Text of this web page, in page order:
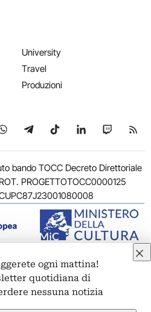
University
Travel
Produzioni
su YouTubesu WhatsApp
Seguici su Telegram
Seguici su TikTok
Seguici su
Seguici
bando TOCC Decreto Direttoriale
PROGETTOTOCC0000125
Corso Vittorio Emanuele II, 287 –
dei dati personali
Emanuele II, 287 – 00186 Roma
ogni mattina!
quotidiana di
nessuna notizia